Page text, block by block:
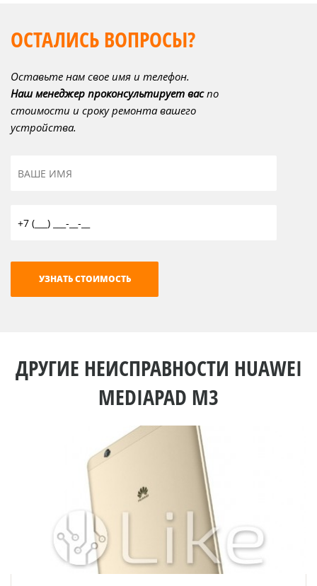
ОСТАЛИСЬ ВОПРОСЫ?
Оставьте нам свое имя и телефон.
Наш менеджер проконсультирует васпо
стоимости и сроку ремонта вашего
устройства.
ДРУГИЕ НЕИСПРАВНОСТИ HUAWEI
MEDIAPAD M3